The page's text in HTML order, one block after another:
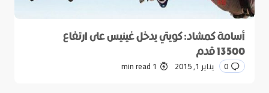
أسامة كمشاد: كويتي يدخل غينيس على ارتفاع
13500 قدم
0 يناير 1, 2015 1 min read